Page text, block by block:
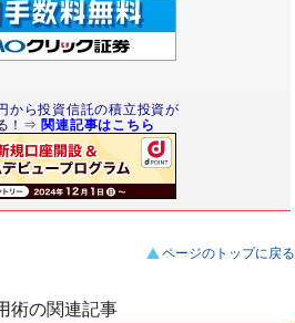
から投資信託の積立投資が
！⇒ 関連記事はこちら
ページのトップに戻る
術の関連記事